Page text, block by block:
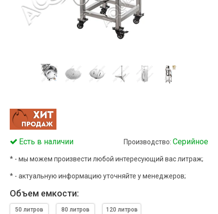
Есть в наличии Производство: Серийное
* - мы можем произвести любой интересующий вас литраж;
* - актуальную информацию уточняйте у менеджеров;
Объем емкости:
50 литров 80 литров 120 литров